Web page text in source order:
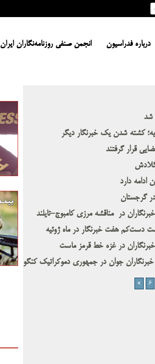
درباره فدراسیون انجمن صنفی روزنامه‌نگاران ایران
شد
کشته شدن یک خبرنگار دیگر
قرار گرفتند
ادامه دارد
گرجستان
در مناقشه مرزی کامبوج-تایلند
دست‌کم هفت خبرنگار در ماه ژوئیه
خبرنگاران در غزه خط قرمز ماست
جوان در جمهوری دموکراتیک کنگو
6
»